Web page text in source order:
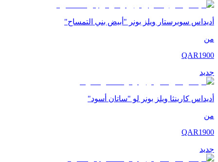
أديداس سوبرستار ويلز بونر "أبيض بني التمساح"
من
QAR1900
جديد
أديداس كارينثا ويلز بونر لو "ساتان أسود"
من
QAR1900
جديد